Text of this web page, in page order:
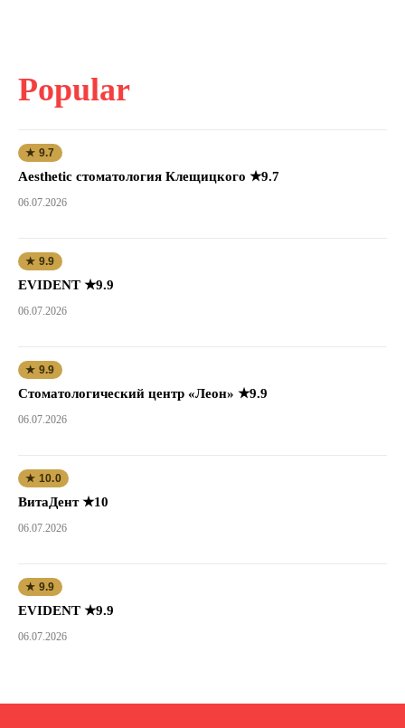
Popular
★ 9.7
Aesthetic стоматология Клещицкого ★9.7
06.07.2026
★ 9.9
EVIDENT ★9.9
06.07.2026
★ 9.9
Стоматологический центр «Леон» ★9.9
06.07.2026
★ 10.0
ВитаДент ★10
06.07.2026
★ 9.9
EVIDENT ★9.9
06.07.2026